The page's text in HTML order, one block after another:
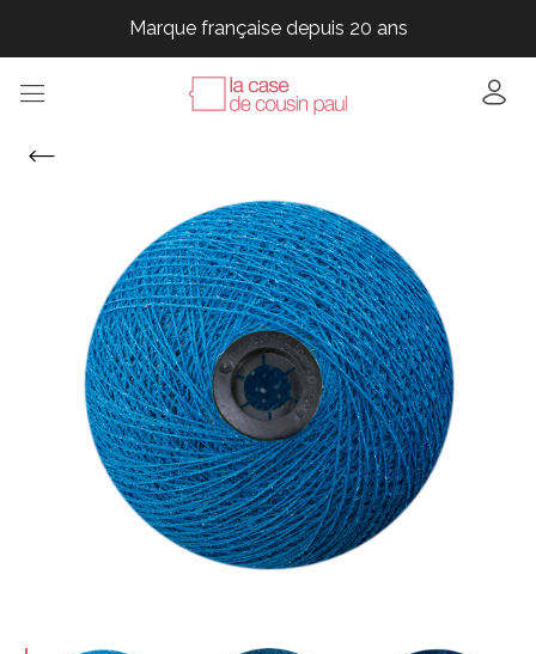
Marque française depuis 20 ans
Marque française depuis 20 ans
Marque française depuis 20 ans